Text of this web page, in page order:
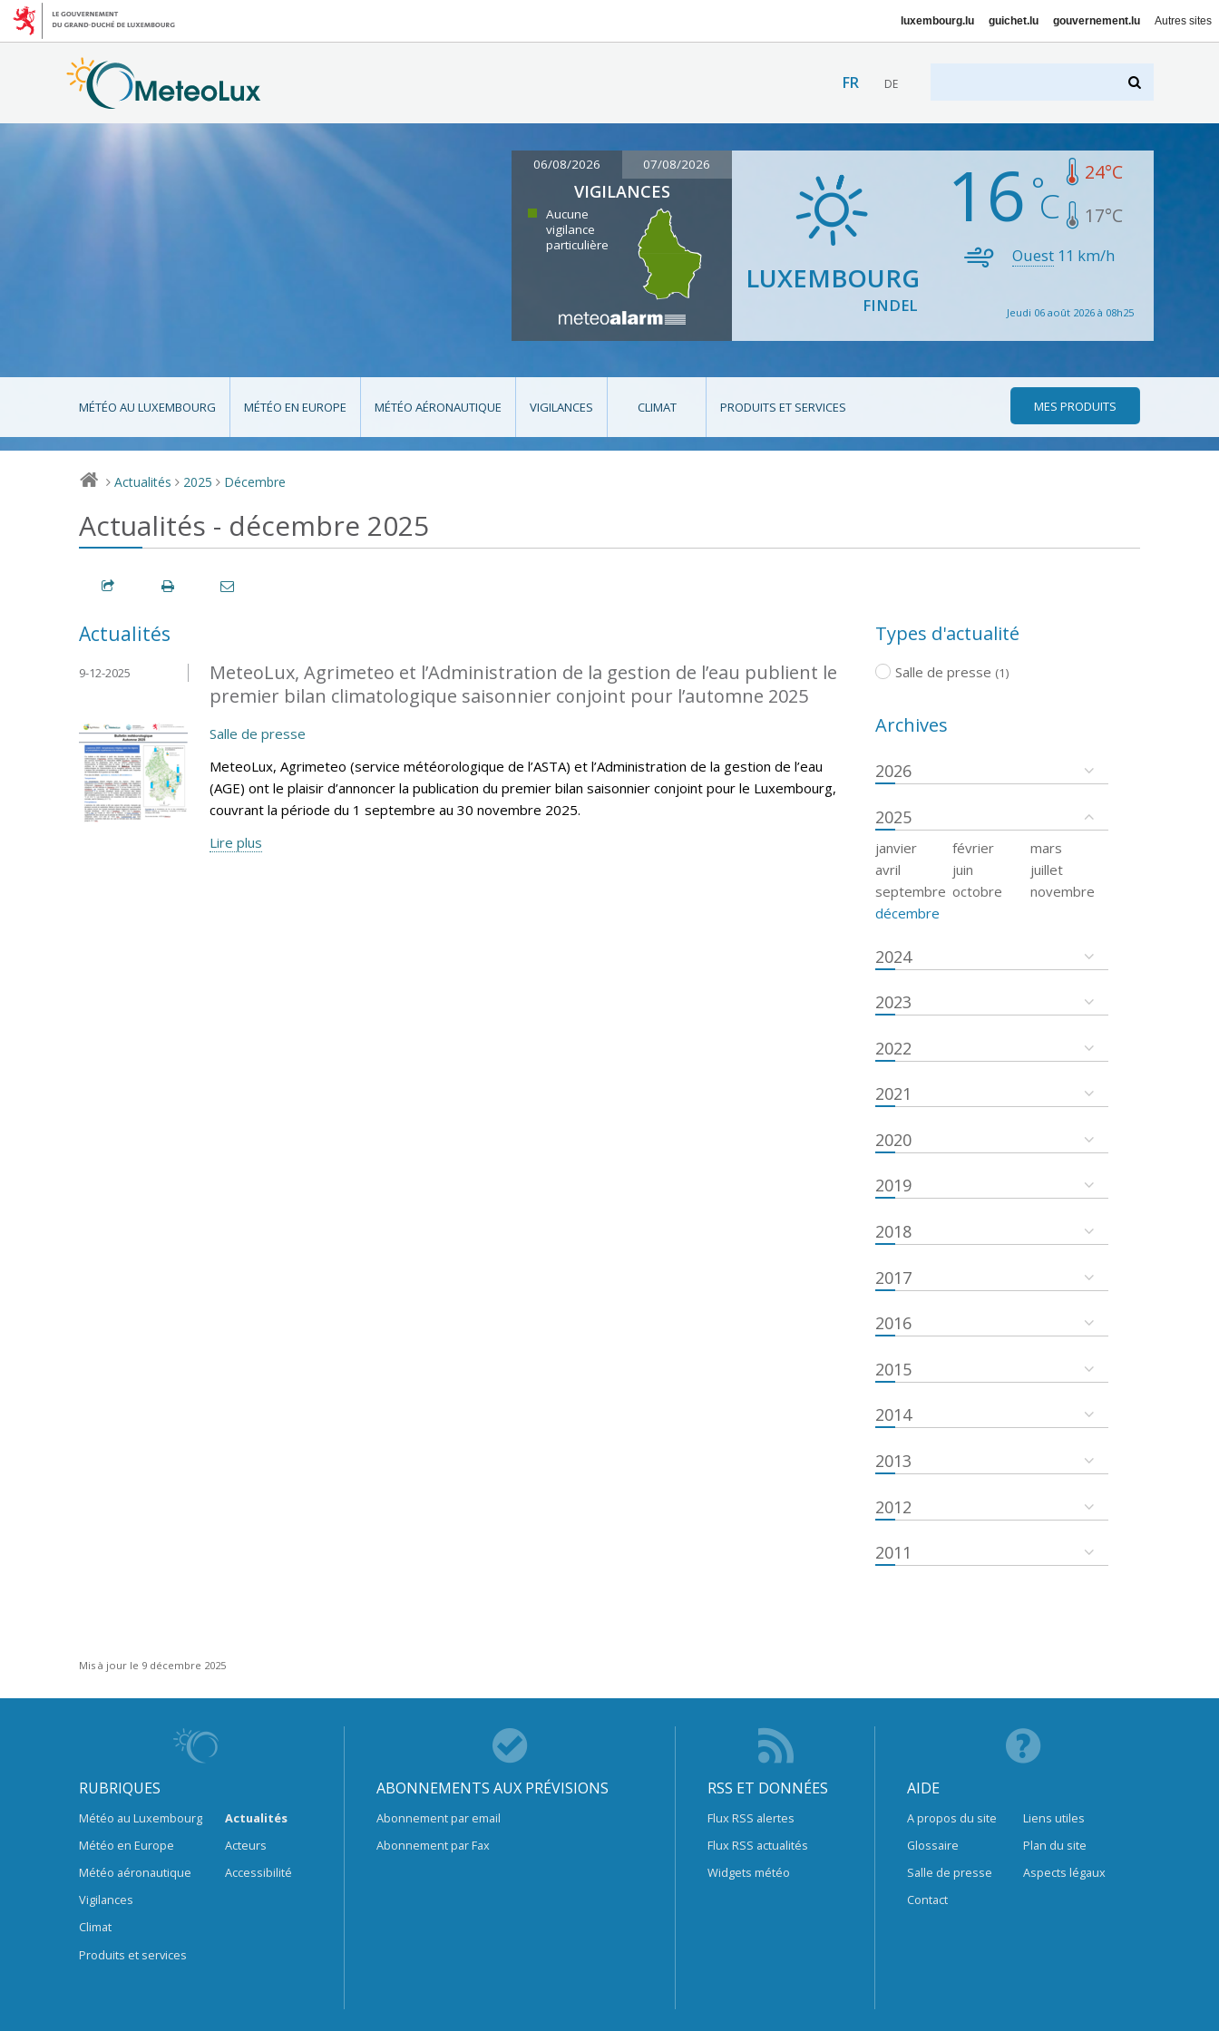
luxembourg.lu guichet.lu gouvernement.lu Autres sites
FR DE
06/08/2026 07/08/2026
VIGILANCES
Aucune
vigilance
particulière
LUXEMBOURG
FINDEL
16 24°C
17°C
Ouest 11 km/h
Jeudi 06 août 2026 à 08h25
MÉTÉO AU LUXEMBOURG MÉTÉO EN EUROPE MÉTÉO AÉRONAUTIQUE VIGILANCES CLIMAT PRODUITS ET SERVICES MES PRODUITS
> Actualités > 2025 > Décembre
Actualités - décembre 2025
Actualités
MeteoLux, Agrimeteo et l’Administration de la gestion de l’eau publient le
premier bilan climatologique saisonnier conjoint pour l’automne 2025
9-12-2025
Salle de presse
MeteoLux, Agrimeteo (service météorologique de l’ASTA) et l’Administration de la gestion de l’eau
(AGE) ont le plaisir d’annoncer la publication du premier bilan saisonnier conjoint pour le Luxembourg,
couvrant la période du 1 septembre au 30 novembre 2025.
Lire plus
Types d'actualité
Salle de presse (1)
Archives
2026
2025
janvier février
mars
avril
juin
juillet
septembre octobre
novembre
décembre
2024
2023
2022
2021
2020
2019
2018
2017
2016
2015
2014
2013
2012
2011
Mis à jour le 9 décembre 2025
RUBRIQUES
Météo au Luxembourg
Météo en Europe
Météo aéronautique
Vigilances
Climat
Produits et services
Actualités
Acteurs
Accessibilité
ABONNEMENTS AUX PRÉVISIONS
Abonnement par email
Abonnement par Fax
RSS ET DONNÉES
Flux RSS alertes
Flux RSS actualités
Widgets météo
AIDE
A propos du site
Glossaire
Salle de presse
Contact
Liens utiles
Plan du site
Aspects légaux